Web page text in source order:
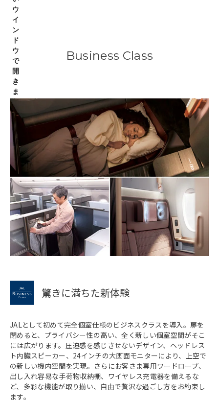
Business Class
驚きに満ちた新体験
JALとして初めて完全個室仕様のビジネスクラスを導入。扉を
閉めると、プライバシー性の高い、全く新しい個室空間がそこ
には広がります。圧迫感を感じさせないデザイン、ヘッドレス
ト内臓スピーカー、24インチの大画面モニターにより、上空で
の新しい機内空間を実現。さらにお客さま専用ワードロープ、
出し入れ容易な手荷物収納棚、ワイヤレス充電器を備えるな
ど、多彩な機能が取り揃い、自由で贅沢な過ごし方をお約束し
ます。